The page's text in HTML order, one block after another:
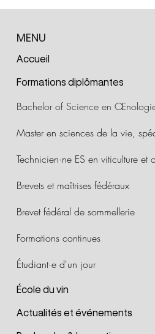
MENU
Accueil
Formations diplômantes
Bachelor of Science en
Technicien·ne ES en viticulture et
Brevets et maîtrises fédéraux
Brevet fédéral de sommellerie
Formations continues
Étudiant·e d'un jour
École du vin
Actualités et événements